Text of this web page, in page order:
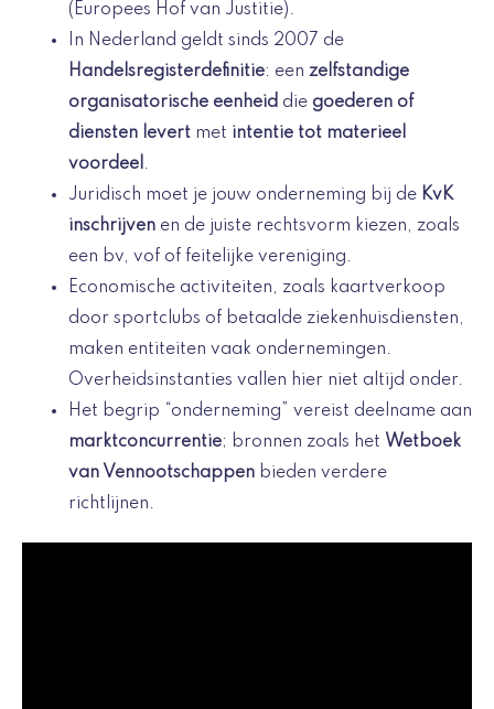
(Europees Hof van Justitie).
In Nederland geldt sinds 2007 de
Handelsregisterdefinitie: een zelfstandige
organisatorische eenheid die goederen of
diensten levert met intentie tot materieel
voordeel .
Juridisch moet je jouw onderneming bij de KvK
inschrijven en de juiste rechtsvorm kiezen, zoals
een bv, vof of feitelijke vereniging.
Economische activiteiten, zoals kaartverkoop
door sportclubs of betaalde ziekenhuisdiensten,
maken entiteiten vaak ondernemingen.
Overheidsinstanties vallen hier niet altijd onder.
Het begrip “onderneming” vereist deelname aan
marktconcurrentie; bronnen zoals het Wetboek
van Vennootschappen bieden verdere
richtlijnen.